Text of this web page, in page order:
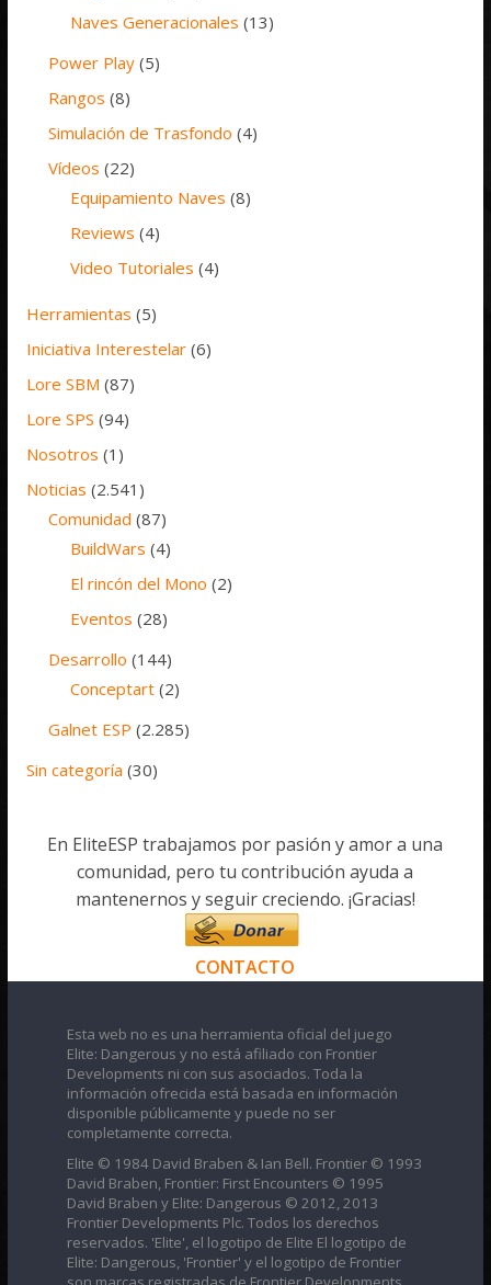
Naves Generacionales (13)
Power Play (5)
Rangos (8)
Simulación de Trasfondo (4)
Vídeos (22)
Equipamiento Naves (8)
Reviews (4)
Video Tutoriales (4)
Herramientas (5)
Iniciativa Interestelar (6)
Lore SBM (87)
Lore SPS (94)
Nosotros (1)
Noticias (2.541)
Comunidad (87)
BuildWars (4)
El rincón del Mono (2)
Eventos (28)
Desarrollo (144)
Conceptart (2)
Galnet ESP (2.285)
Sin categoría (30)
En EliteESP trabajamos por pasión y amor a una
comunidad, pero tu contribución ayuda a
mantenernos y seguir creciendo. ¡Gracias!
CONTACTO
Esta web no es una herramienta oficial del juego
Elite: Dangerous y no está afiliado con Frontier
Developments ni con sus asociados. Toda la
información ofrecida está basada en información
disponible públicamente y puede no ser
completamente correcta.
Elite © 1984 David Braben & Ian Bell. Frontier © 1993
David Braben, Frontier: First Encounters © 1995
David Braben y Elite: Dangerous © 2012, 2013
Frontier Developments Plc. Todos los derechos
reservados. 'Elite', el logotipo de Elite El logotipo de
Elite: Dangerous, 'Frontier' y el logotipo de Frontier